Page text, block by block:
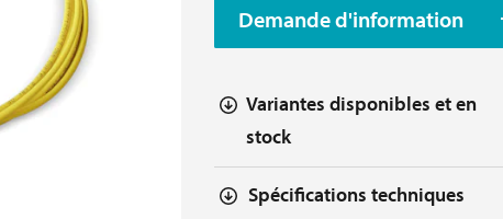
Demande d'information
Variantes disponibles et en
stock
Spécifications techniques